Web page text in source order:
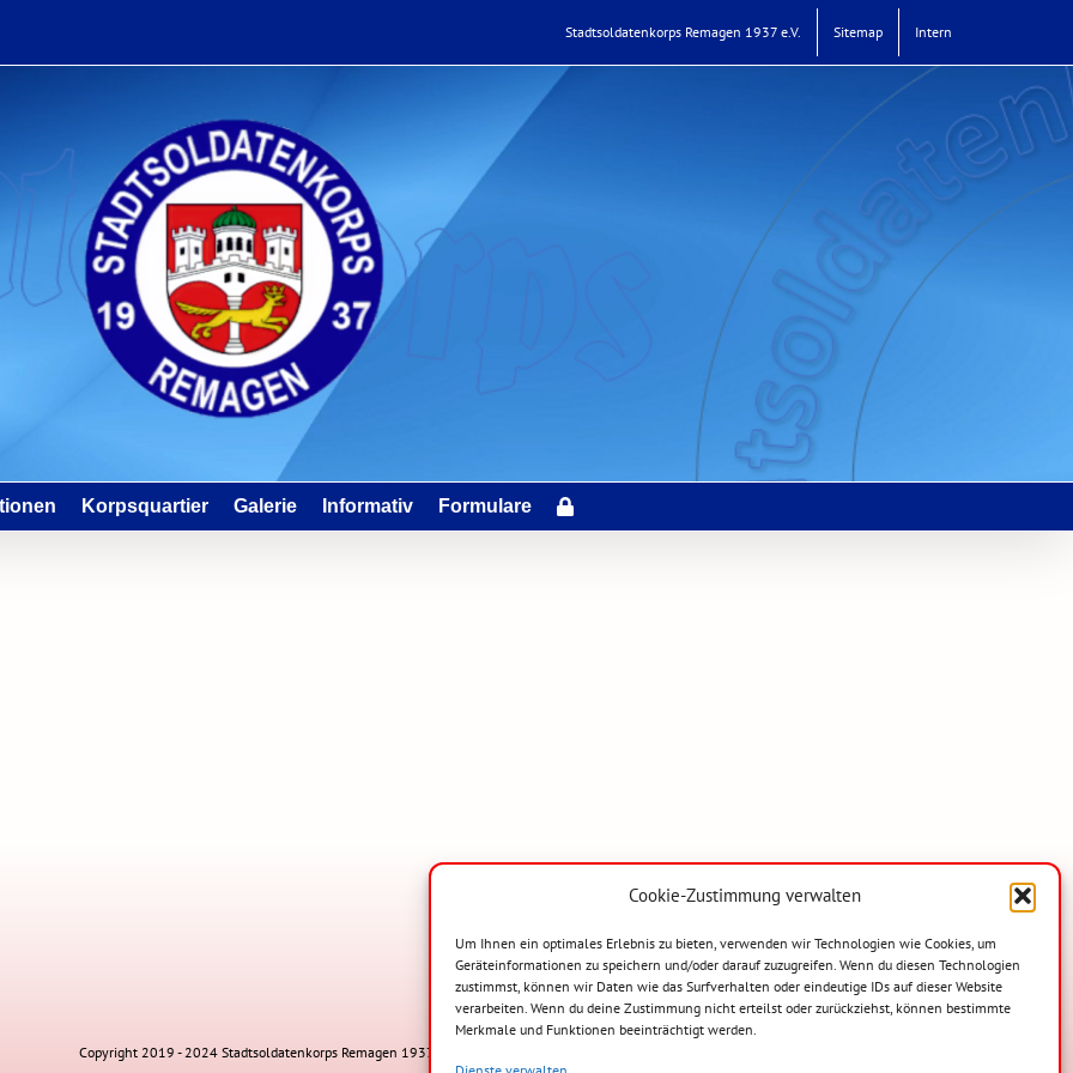
Cookie-Zustimmung verwalten
Um Ihnen ein optimales Erlebnis zu bieten, verwenden wir Technologien wie Cookies, um
Geräteinformationen zu speichern und/oder darauf zuzugreifen. Wenn du diesen Technologien
zustimmst, können wir Daten wie das Surfverhalten oder eindeutige IDs auf dieser Website
verarbeiten. Wenn du deine Zustimmung nicht erteilst oder zurückziehst, können bestimmte
Merkmale und Funktionen beeinträchtigt werden.
Stadtsoldatenkorps Remagen 1937 e.V. Sitemap Intern
Korpsquartier Galerie Informativ Formulare
Copyright 2019 - 2024 Stadtsoldatenkorps Remagen 1937 e.V.